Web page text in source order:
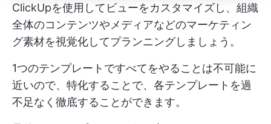
ClickUpを使用してビューをカスタマイズし、組織
全体のコンテンツやメディアなどのマーケティン
グ素材を視覚化してプランニングしましょう。
1つのテンプレートですべてをやることは不可能に
近いので、特化することで、各テンプレートを過
不足なく徹底することができます。